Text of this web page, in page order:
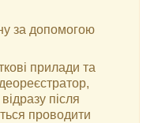
за допомогою
прилади та
після
проводити